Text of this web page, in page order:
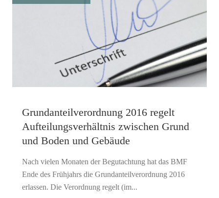
Grundanteilverordnung 2016 regelt
Aufteilungsverhältnis zwischen Grund
und Boden und Gebäude
Nach vielen Monaten der Begutachtung hat das BMF
Ende des Frühjahrs die Grundanteilverordnung 2016
erlassen. Die Verordnung regelt (im...